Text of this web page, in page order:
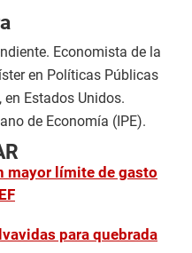
Economista de la
en Políticas Públicas
Estados Unidos.
de Economía (IPE).
mayor límite de gasto
para quebrada